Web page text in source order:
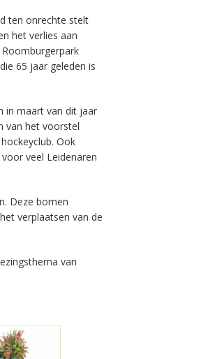
ten onrechte stelt
het verlies aan
65 jaar geleden is
in maart van dit jaar
van het voorstel
Ook
veel Leidenaren
Deze bomen
verplaatsen van de
van